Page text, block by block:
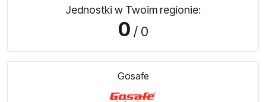
Jednostki w Twoim regionie:
0 / 0
Gosafe